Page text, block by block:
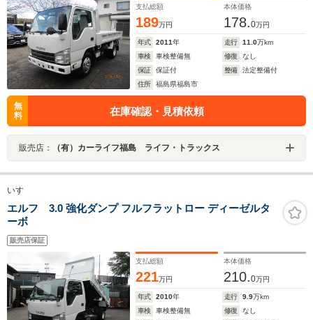
支払総額
189万円
本体価格
178.0万円
年式 2011年 走行 11.0万km
車検
車検整備無 修復
なし
保証
保証付 整備
法定整備付
住所
福島県福島市
無
料
在庫確認・見積依頼
販売店： （有）カーライフ福島 ライフ・トラックス
いすゞ
エルフ 3.0 強化ダンプ フルフラットロー ディーゼルタ
ーボ
販売店保証
支払総額
221万円
本体価格
210.0万円
年式 2010年 走行 9.9万km
車検
車検整備無 修復
なし